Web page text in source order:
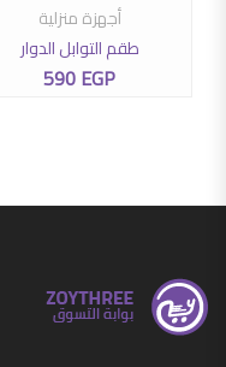
أجهزة منزلية
طقم التوابل الدوار
590EGP